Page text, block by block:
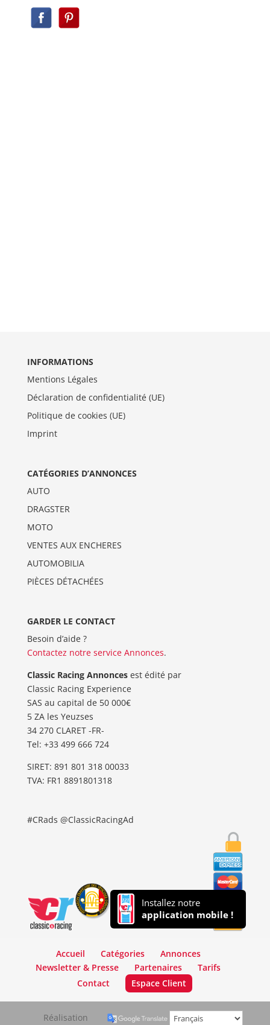
INFORMATIONS
Mentions Légales
Déclaration de confidentialité (UE)
Politique de cookies (UE)
Imprint
CATÉGORIES D’ANNONCES
AUTO
DRAGSTER
MOTO
VENTES AUX ENCHERES
AUTOMOBILIA
PIÈCES DÉTACHÉES
GARDER LE CONTACT
Besoin d’aide ?
Contactez notre service Annonces.
Classic Racing Annoncesest édité par
Classic Racing Experience
SAS au capital de 50 000€
5 ZA les Yeuzses
34 270 CLARET -FR-
Tel: ‭+33 499 666 724‬
SIRET: 891 801 318 00033
TVA: FR1 8891801318
#CRads @ClassicRacingAd
Installez notre
application mobile !
Accueil Catégories
Annonces
Newsletter & Presse
Partenaires
Tarifs
Contact
Espace Client
Réalisation